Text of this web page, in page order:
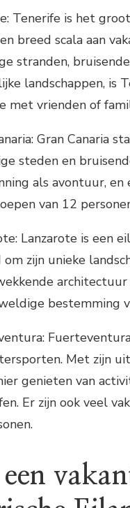
Tenerife is het
breed scala aan
stranden,
landschappen, is
met vrienden of
Gran Canaria
steden en
als avontuur, en
van 12
Lanzarote is een
om zijn unieke
bestemming
Met zijn
genieten van
Er zijn ook veel